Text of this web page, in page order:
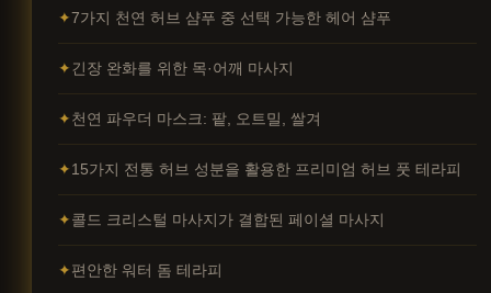
7가지 천연 허브 샴푸 중 선택 가능한 헤어 샴푸
긴장 완화를 위한 목·어깨 마사지
천연 파우더 마스크: 팥, 오트밀, 쌀겨
15가지 전통 허브 성분을 활용한 프리미엄 허브 풋 테라피
콜드 크리스털 마사지가 결합된 페이셜 마사지
편안한 워터 돔 테라피